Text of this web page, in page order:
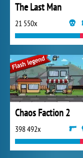
The Last Man
21 550x
Chaos Faction 2
398 492x